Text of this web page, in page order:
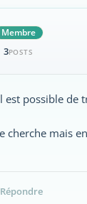
Membre
3POSTS
est possible
cherche mais
Répondre